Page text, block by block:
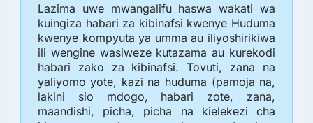
Lazima uwe mwangalifu haswa wakati wa
kuingiza habari za kibinafsi kwenye Huduma
kwenye kompyuta ya umma au iliyoshirikiwa
ili wengine wasiweze kutazama au kurekodi
habari zako za kibinafsi. Tovuti, zana na
yaliyomo yote, kazi na huduma (pamoja na,
lakini sio mdogo, habari zote, zana,
maandishi, picha, picha na kielekezi cha